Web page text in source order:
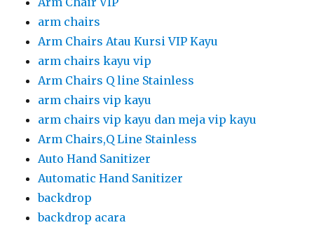
arm chairs
Arm Chairs Atau Kursi VIP Kayu
arm chairs kayu vip
Arm Chairs Q line Stainless
arm chairs vip kayu
arm chairs vip kayu dan meja vip kayu
Arm Chairs,Q Line Stainless
Auto Hand Sanitizer
Automatic Hand Sanitizer
backdrop
backdrop acara